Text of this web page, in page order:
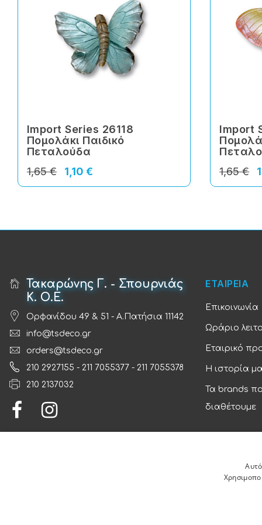
Import Series 26118
Πομολάκι Παιδικό
Πεταλούδα
1,10 €
1,65 €
Import
1,65 €
Τακαρώνης Γ. - Σπουρνιάς
Κ. Ο.Ε.
Ορφανίδου 49 & 51 - Α.Πατήσια 11142
info@tsdeco.gr
orders@tsdeco.gr
210 2927155 - 211 7055377 - 211 7055378
210 2137032
ΕΤΑΙΡΕΙΑ
Επικοινωνία
Ωράριο
Εταιρικό
Η ιστορία
Τα brands
διαθέτουμε